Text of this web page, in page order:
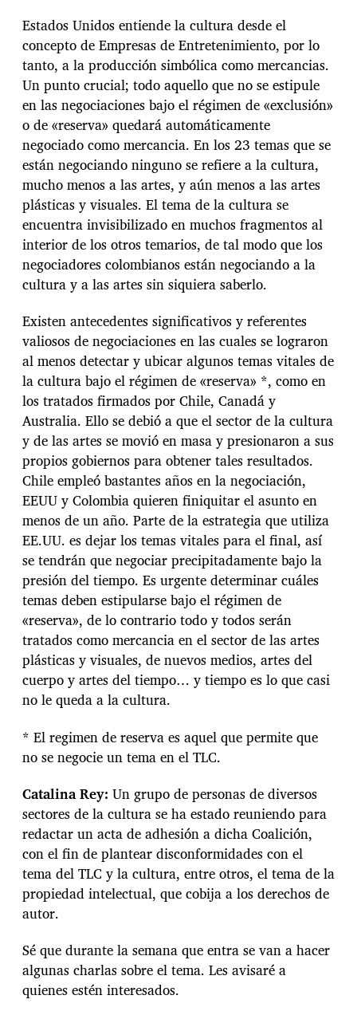
Estados Unidos entiende la cultura desde el
concepto de Empresas de Entretenimiento, por lo
tanto, a la producción simbólica como mercancias.
Un punto crucial; todo aquello que no se estipule
en las negociaciones bajo el régimen de «exclusión»
o de «reserva» quedará automáticamente
negociado como mercancia. En los 23 temas que se
están negociando ninguno se refiere a la cultura,
mucho menos a las artes, y aún menos a las artes
plásticas y visuales. El tema de la cultura se
encuentra invisibilizado en muchos fragmentos al
interior de los otros temarios, de tal modo que los
negociadores colombianos están negociando a la
cultura y a las artes sin siquiera saberlo.
Existen antecedentes significativos y referentes
valiosos de negociaciones en las cuales se lograron
al menos detectar y ubicar algunos temas vitales de
la cultura bajo el régimen de «reserva» *, como en
los tratados firmados por Chile, Canadá y
Australia. Ello se debió a que el sector de la cultura
y de las artes se movió en masa y presionaron a sus
propios gobiernos para obtener tales resultados.
Chile empleó bastantes años en la negociación,
EEUU y Colombia quieren finiquitar el asunto en
menos de un año. Parte de la estrategia que utiliza
EE.UU. es dejar los temas vitales para el final, así
se tendrán que negociar precipitadamente bajo la
presión del tiempo. Es urgente determinar cuáles
temas deben estipularse bajo el régimen de
«reserva», de lo contrario todo y todos serán
tratados como mercancia en el sector de las artes
plásticas y visuales, de nuevos medios, artes del
cuerpo y artes del tiempo… y tiempo es lo que casi
no le queda a la cultura.
* El regimen de reserva es aquel que permite que
no se negocie un tema en el TLC.
Catalina Rey: Un grupo de personas de diversos
sectores de la cultura se ha estado reuniendo para
redactar un acta de adhesión a dicha Coalición,
con el fin de plantear disconformidades con el
tema del TLC y la cultura, entre otros, el tema de la
propiedad intelectual, que cobija a los derechos de
autor.
Sé que durante la semana que entra se van a hacer
algunas charlas sobre el tema. Les avisaré a
quienes estén interesados.